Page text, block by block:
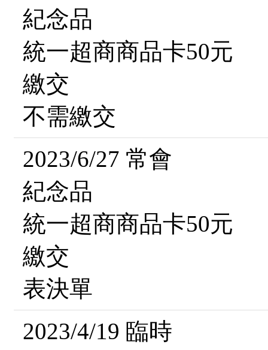
紀念品
統一超商商品卡50元
繳交
不需繳交
2023/6/27 常會
紀念品
統一超商商品卡50元
繳交
表決單
2023/4/19 臨時